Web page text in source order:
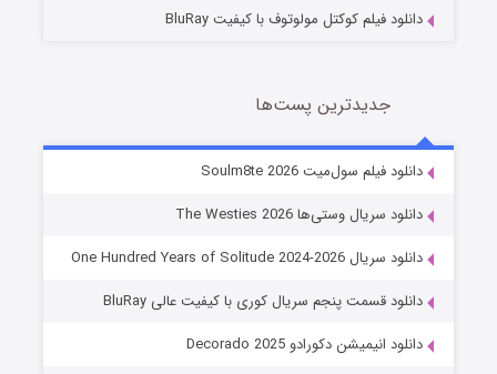
خاندان اژدها فصل ۳
دانلود فیلم کوکتل مولوتوف با کیفیت BluRay
جدیدترین پست‌ها
دانلود فیلم سول‌میت Soulm8te 2026
دانلود سریال وستی‌ها The Westies 2026
دانلود سریال One Hundred Years of Solitude 2024-2026
دانلود قسمت پنجم سریال کوری با کیفیت عالی BluRay
دانلود انیمیشن دکورادو Decorado 2025